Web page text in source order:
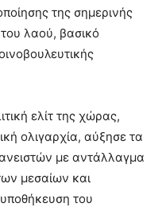
της σημερινής
λαού, βασικό
ελίτ της χώρας,
ολιγαρχία, αύξησε τα
με αντάλλαγμα
μεσαίων και
του